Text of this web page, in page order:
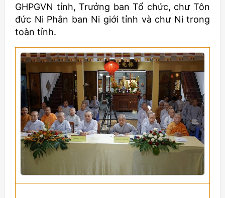
GHPGVN tỉnh, Trưởng ban Tổ chức, chư Tôn
đức Ni Phân ban Ni giới tỉnh và chư Ni trong
toàn tỉnh.